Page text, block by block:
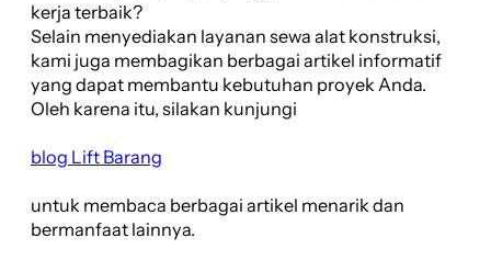
kerja terbaik?
Selain menyediakan layanan sewa alat konstruksi,
kami juga membagikan berbagai artikel informatif
yang dapat membantu kebutuhan proyek Anda.
Oleh karena itu, silakan kunjungi
blog Lift Barang
untuk membaca berbagai artikel menarik dan
bermanfaat lainnya.